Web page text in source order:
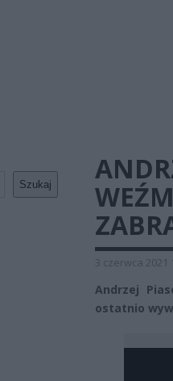
Szukaj
3 czerwca 2021
Andrzej
ostatnio